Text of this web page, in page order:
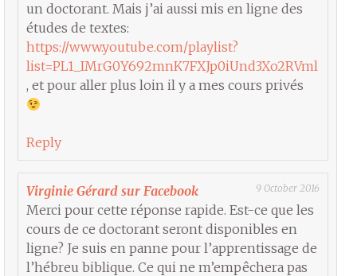
un doctorant. Mais j’ai aussi mis en ligne des
études de textes:
https://www.youtube.com/playlist?
list=PL1_IMrG0Y692mnK7FXJp0iUnd3Xo2RVml
, et pour aller plus loin il y a mes cours privés
Reply
Virginie Gérard sur Facebook 9 October 2016
Merci pour cette réponse rapide. Est-ce que les
cours de ce doctorant seront disponibles en
ligne? Je suis en panne pour l’apprentissage de
l’hébreu biblique. Ce qui ne m’empêchera pas